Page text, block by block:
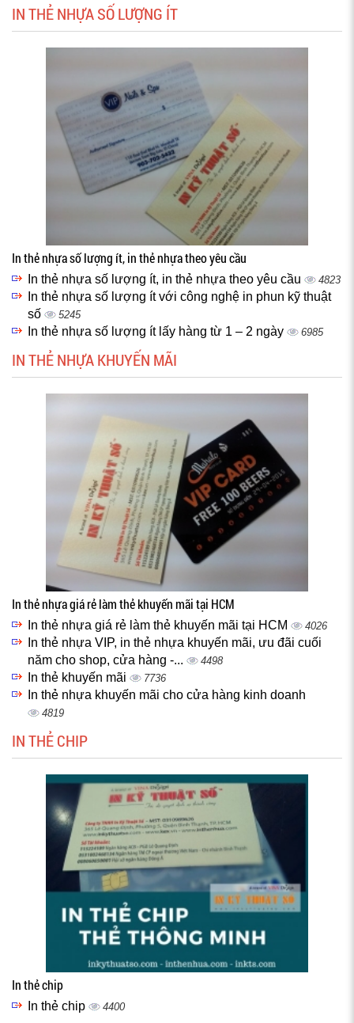
IN THẺ NHỰA SỐ LƯỢNG ÍT
In thẻ nhựa số lượng ít, in thẻ nhựa theo yêu cầu
In thẻ nhựa số lượng ít, in thẻ nhựa theo yêu cầu 4823
In thẻ nhựa số lượng ít với công nghệ in phun kỹ thuật
số
5245
In thẻ nhựa số lượng ít lấy hàng từ 1 – 2 ngày 6985
IN THẺ NHỰA KHUYẾN MÃI
In thẻ nhựa giá rẻ làm thẻ khuyến mãi tại HCM
In thẻ nhựa giá rẻ làm thẻ khuyến mãi tại HCM 4026
In thẻ nhựa VIP, in thẻ nhựa khuyến mãi, ưu đãi cuối
năm cho shop, cửa hàng -...
4498
In thẻ khuyến mãi 7736
In thẻ nhựa khuyến mãi cho cửa hàng kinh doanh
4819
IN THẺ CHIP
In thẻ chip
In thẻ chip 4400